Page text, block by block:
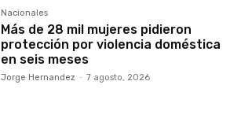
Nacionales
Más de 28 mil mujeres pidieron
protección por violencia doméstica
en seis meses
Jorge Hernandez - 7 agosto, 2026